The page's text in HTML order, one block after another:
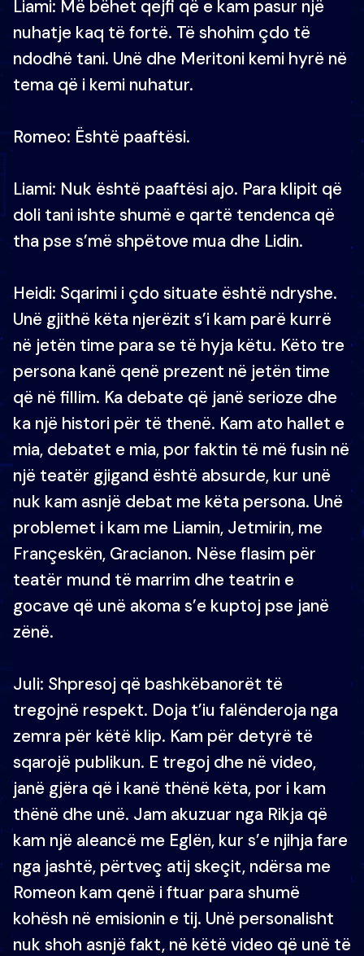
Liami: Më bëhet qejfi që e kam pasur një
nuhatje kaq të fortë. Të shohim çdo të
ndodhë tani. Unë dhe Meritoni kemi hyrë në
tema që i kemi nuhatur.
Romeo: Është paaftësi.
Liami: Nuk është paaftësi ajo. Para klipit që
doli tani ishte shumë e qartë tendenca që
tha pse s’më shpëtove mua dhe Lidin.
Heidi: Sqarimi i çdo situate është ndryshe.
Unë gjithë këta njerëzit s’i kam parë kurrë
në jetën time para se të hyja këtu. Këto tre
persona kanë qenë prezent në jetën time
që në fillim. Ka debate që janë serioze dhe
ka një histori për të thenë. Kam ato hallet e
mia, debatet e mia, por faktin të më fusin në
një teatër gjigand është absurde, kur unë
nuk kam asnjë debat me këta persona. Unë
problemet i kam me Liamin, Jetmirin, me
Françeskën, Gracianon. Nëse flasim për
teatër mund të marrim dhe teatrin e
gocave që unë akoma s’e kuptoj pse janë
zënë.
Juli: Shpresoj që bashkëbanorët të
tregojnë respekt. Doja t’iu falënderoja nga
zemra për këtë klip. Kam për detyrë të
sqarojë publikun. E tregoj dhe në video,
janë gjëra që i kanë thënë këta, por i kam
thënë dhe unë. Jam akuzuar nga Rikja që
kam një aleancë me Eglën, kur s’e njihja fare
nga jashtë, përtveç atij skeçit, ndërsa me
Romeon kam qenë i ftuar para shumë
kohësh në emisionin e tij. Unë personalisht
nuk shoh asnjë fakt, në këtë video që unë të